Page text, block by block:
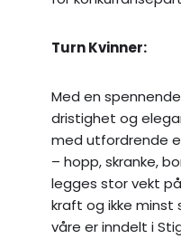
Turn Kvinner:
Med en
dristighet og
med utfordrende
– hopp, skranke,
legges stor vekt
kraft og ikke minst
våre er inndelt i